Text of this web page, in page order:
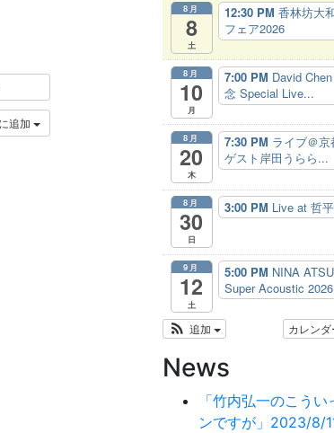
追加
8月
8
土
12:30 PM 香林坊大
フェア2026
8月
10
月
7:00 PM David
念 Special Live...
8月
20
木
7:30 PM ライブ＠京
ゲスト岸田うらら...
8月
30
日
3:00 PM Live at 哲
9月
12
土
5:00 PM NINA
Super Acoustic
カレン
追加
News
「竹内弘一のこうい
ンですが」2023/8/